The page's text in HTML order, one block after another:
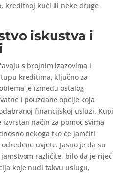
kreditnoj kući ili neke druge
iskustva i
s brojnim izazovima i
kreditima, ključno za
je između ostalog
i pouzdane opcije koja
financijskoj usluzi. Kupi
izvrstan način za pomoć svima
nekoga tko će jamčiti
uvjete. Jasno je da su
različite, bilo da je riječ
koje nudi takvu uslugu,